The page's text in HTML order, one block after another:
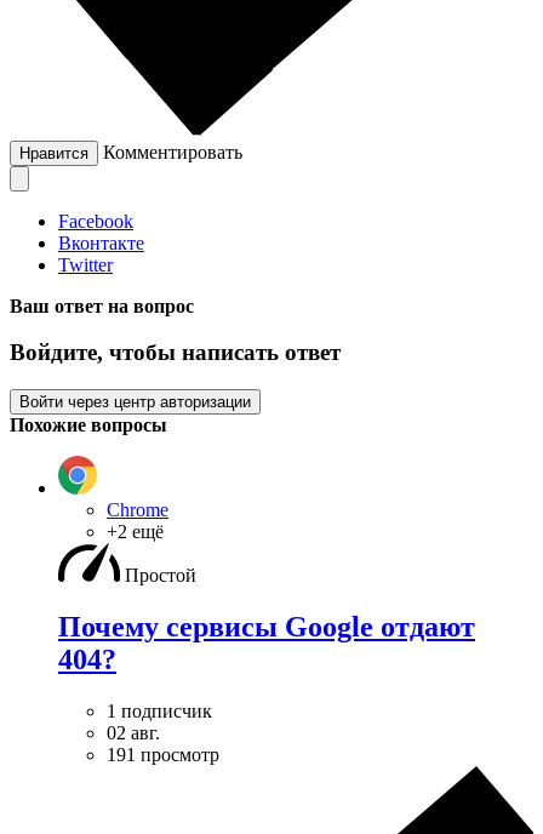
Нравится Комментировать
Facebook
Вконтакте
Twitter
Ваш ответ на вопрос
Войдите, чтобы написать ответ
Войти через центр авторизации
Похожие вопросы
Chrome
+2 ещё
Простой
Почему сервисы Google отдают
404?
1 подписчик
02 авг.
191 просмотр